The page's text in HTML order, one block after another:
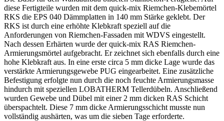
diese Fertigteile wurden mit dem quick-mix Riemchen-Klebemörtel
RKS die EPS 040 Dämmplatten in 140 mm Stärke geklebt. Der
RKS ist durch eine erhöhte Klebkraft speziell auf die
Anforderungen von Riemchen-Fassaden mit WDVS eingestellt.
Nach dessen Erhärten wurde derquick-mix RAS Riemchen-
Armierungsmörtel aufgebracht. Er zeichnet sich ebenfalls durch eine
hohe Klebkraft aus. In eine erste circa 5 mm dicke Lage wurde das
verstärkte Armierungsgewebe PUG eingearbeitet. Eine zusätzliche
Befestigung erfolgte nun durch die noch feuchte Armierungsmasse
hindurch mit speziellen LOBATHERM Tellerdübeln. Anschließend
wurden Gewebe und Dübel mit einer 2 mm dicken RAS Schicht
überspachtelt. Diese 7 mm dicke Armierungsschicht musste nun
vollständig aushärten, was um die sieben Tage erforderte.